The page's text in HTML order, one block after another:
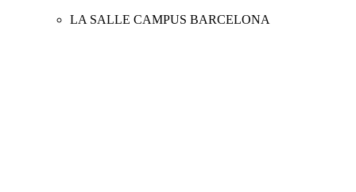
LA SALLE CAMPUS BARCELONA